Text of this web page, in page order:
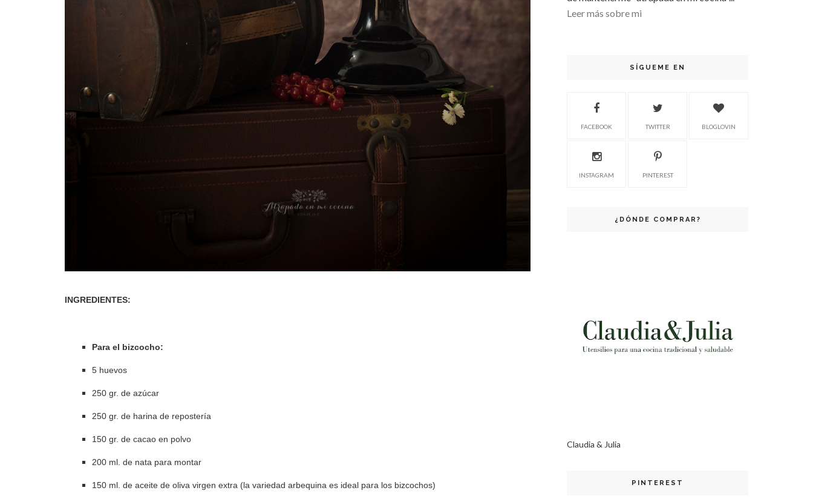
INGREDIENTES:
Para el bizcocho:
5 huevos
250 gr. de azúcar
250 gr. de harina de repostería
150 gr. de cacao en polvo
200 ml. de nata para montar
150 ml. de aceite de oliva virgen extra (la variedad arbequina es ideal para los bizcochos)
Leer más sobre mi
SÍGUEME EN
FACEBOOK TWITTER BLOGLOVIN
INSTAGRAM PINTEREST
¿DÓNDE COMPRAR?
Claudia & Julia
PINTEREST